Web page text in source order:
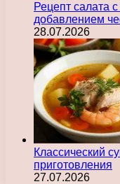
Рецепт салата
добавлением
28.07.2026
Классический
приготовления
27.07.2026